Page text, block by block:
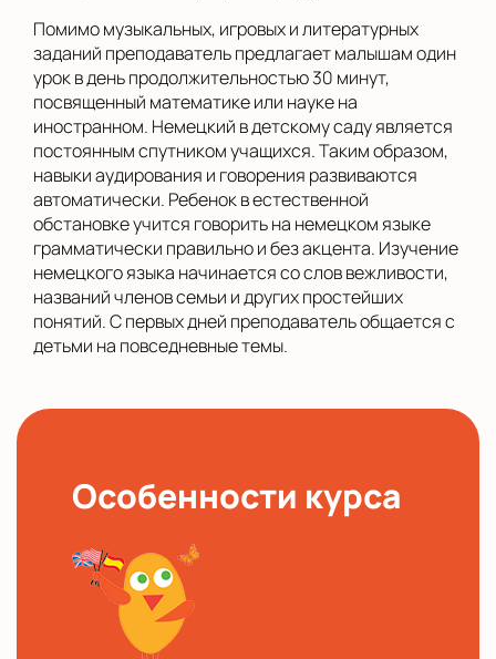
Помимо музыкальных, игровых и литературных
заданий преподаватель предлагает малышам один
урок в день продолжительностью 30 минут,
посвященный математике или науке на
иностранном. Немецкий в детскому саду является
постоянным спутником учащихся. Таким образом,
навыки аудирования и говорения развиваются
автоматически. Ребенок в естественной
обстановке учится говорить на немецком языке
грамматически правильно и без акцента. Изучение
немецкого языка начинается со слов вежливости,
названий членов семьи и других простейших
понятий. С первых дней преподаватель общается с
детьми на повседневные темы.
Особенности курса